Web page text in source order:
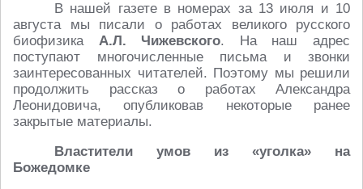
В нашей газете в номерах за 13 июля и 10
августа мы писали о работах великого русского
биофизика А.Л. Чижевского. На наш адрес
поступают многочисленные письма и звонки
заинтересованных читателей. Поэтому мы решили
продолжить рассказ о работах Александра
Леонидовича, опубликовав некоторые ранее
закрытые материалы.
Властители умов из «уголка» на
Божедомке